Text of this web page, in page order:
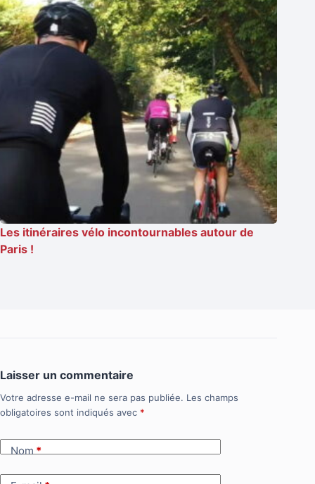
Les itinéraires vélo incontournables autour de
Paris !
Laisser un commentaire
Votre adresse e-mail ne sera pas publiée. Les champs
obligatoires sont indiqués avec *
Nom*